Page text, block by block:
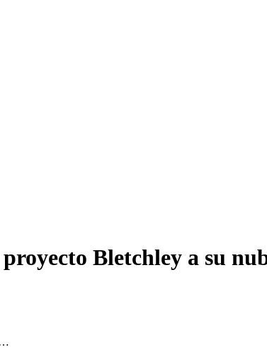
Bletchley a su